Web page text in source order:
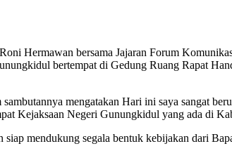
Hermawan bersama Jajaran Forum
bertempat di Gedung Ruang Rapat
mengatakan Hari ini saya sangat
Kejaksaan Negeri Gunungkidul yang ada di
mendukung segala bentuk kebijakan dari